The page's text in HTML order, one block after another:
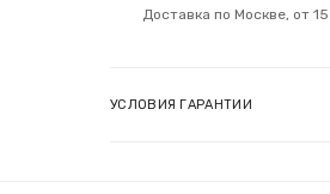
Доставка по Москве, от
УСЛОВИЯ ГАРАНТИИ